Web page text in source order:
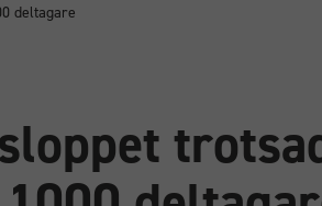
deltagare